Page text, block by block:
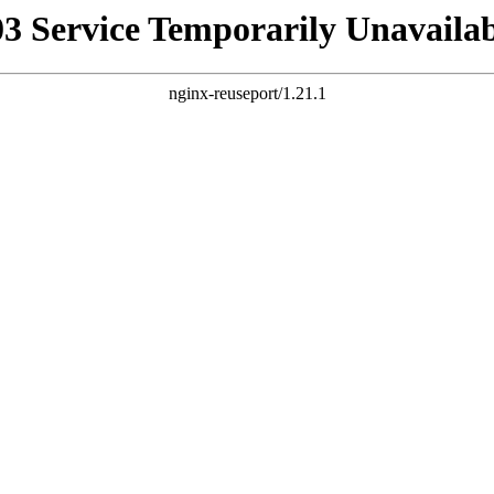
Service Temporarily
nginx-reuseport/1.21.1